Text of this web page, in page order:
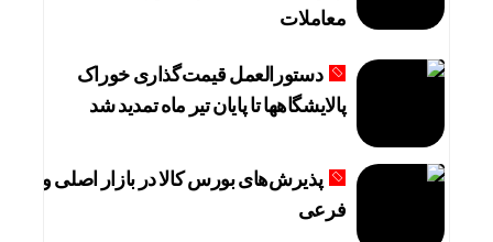
معاملات
دستورالعمل قیمت‌گذاری خوراک
پالایشگاهها تا پایان تیر ماه تمدید شد
پذیرش‌های بورس کالا در بازار اصلی و
فرعی